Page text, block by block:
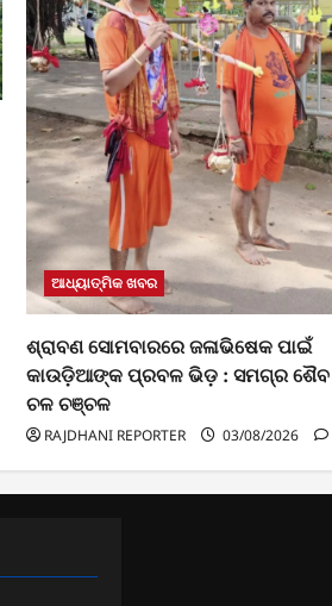
ଆଧ୍ୟାତ୍ମିକ ଖବର
ଶ୍ରାବଣ ସୋମବାରରେ ଜଳାଭିଷେକ ପାଇଁ
କାଉଡ଼ିଆଙ୍କ ପ୍ରବଳ ଭିଡ଼ : ସମଗ୍ର ଶୈବ
ଚଳ ଚଞ୍ଚଳ
RAJDHANI REPORTER 03/08/2026